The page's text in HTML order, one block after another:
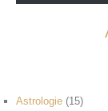
Astrologie (15)